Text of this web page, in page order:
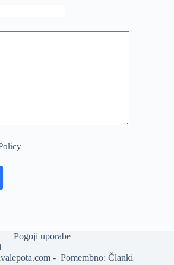
Pogoji uporabe
- Pomembno: Članki